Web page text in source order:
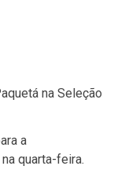
na Seleção
a
quarta-feira.